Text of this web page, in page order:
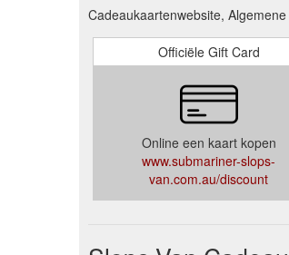
Cadeaukaartenwebsite,
Officiële Gift Card
Online een kaart kopen
www.submariner-slops-
van.com.au/discount